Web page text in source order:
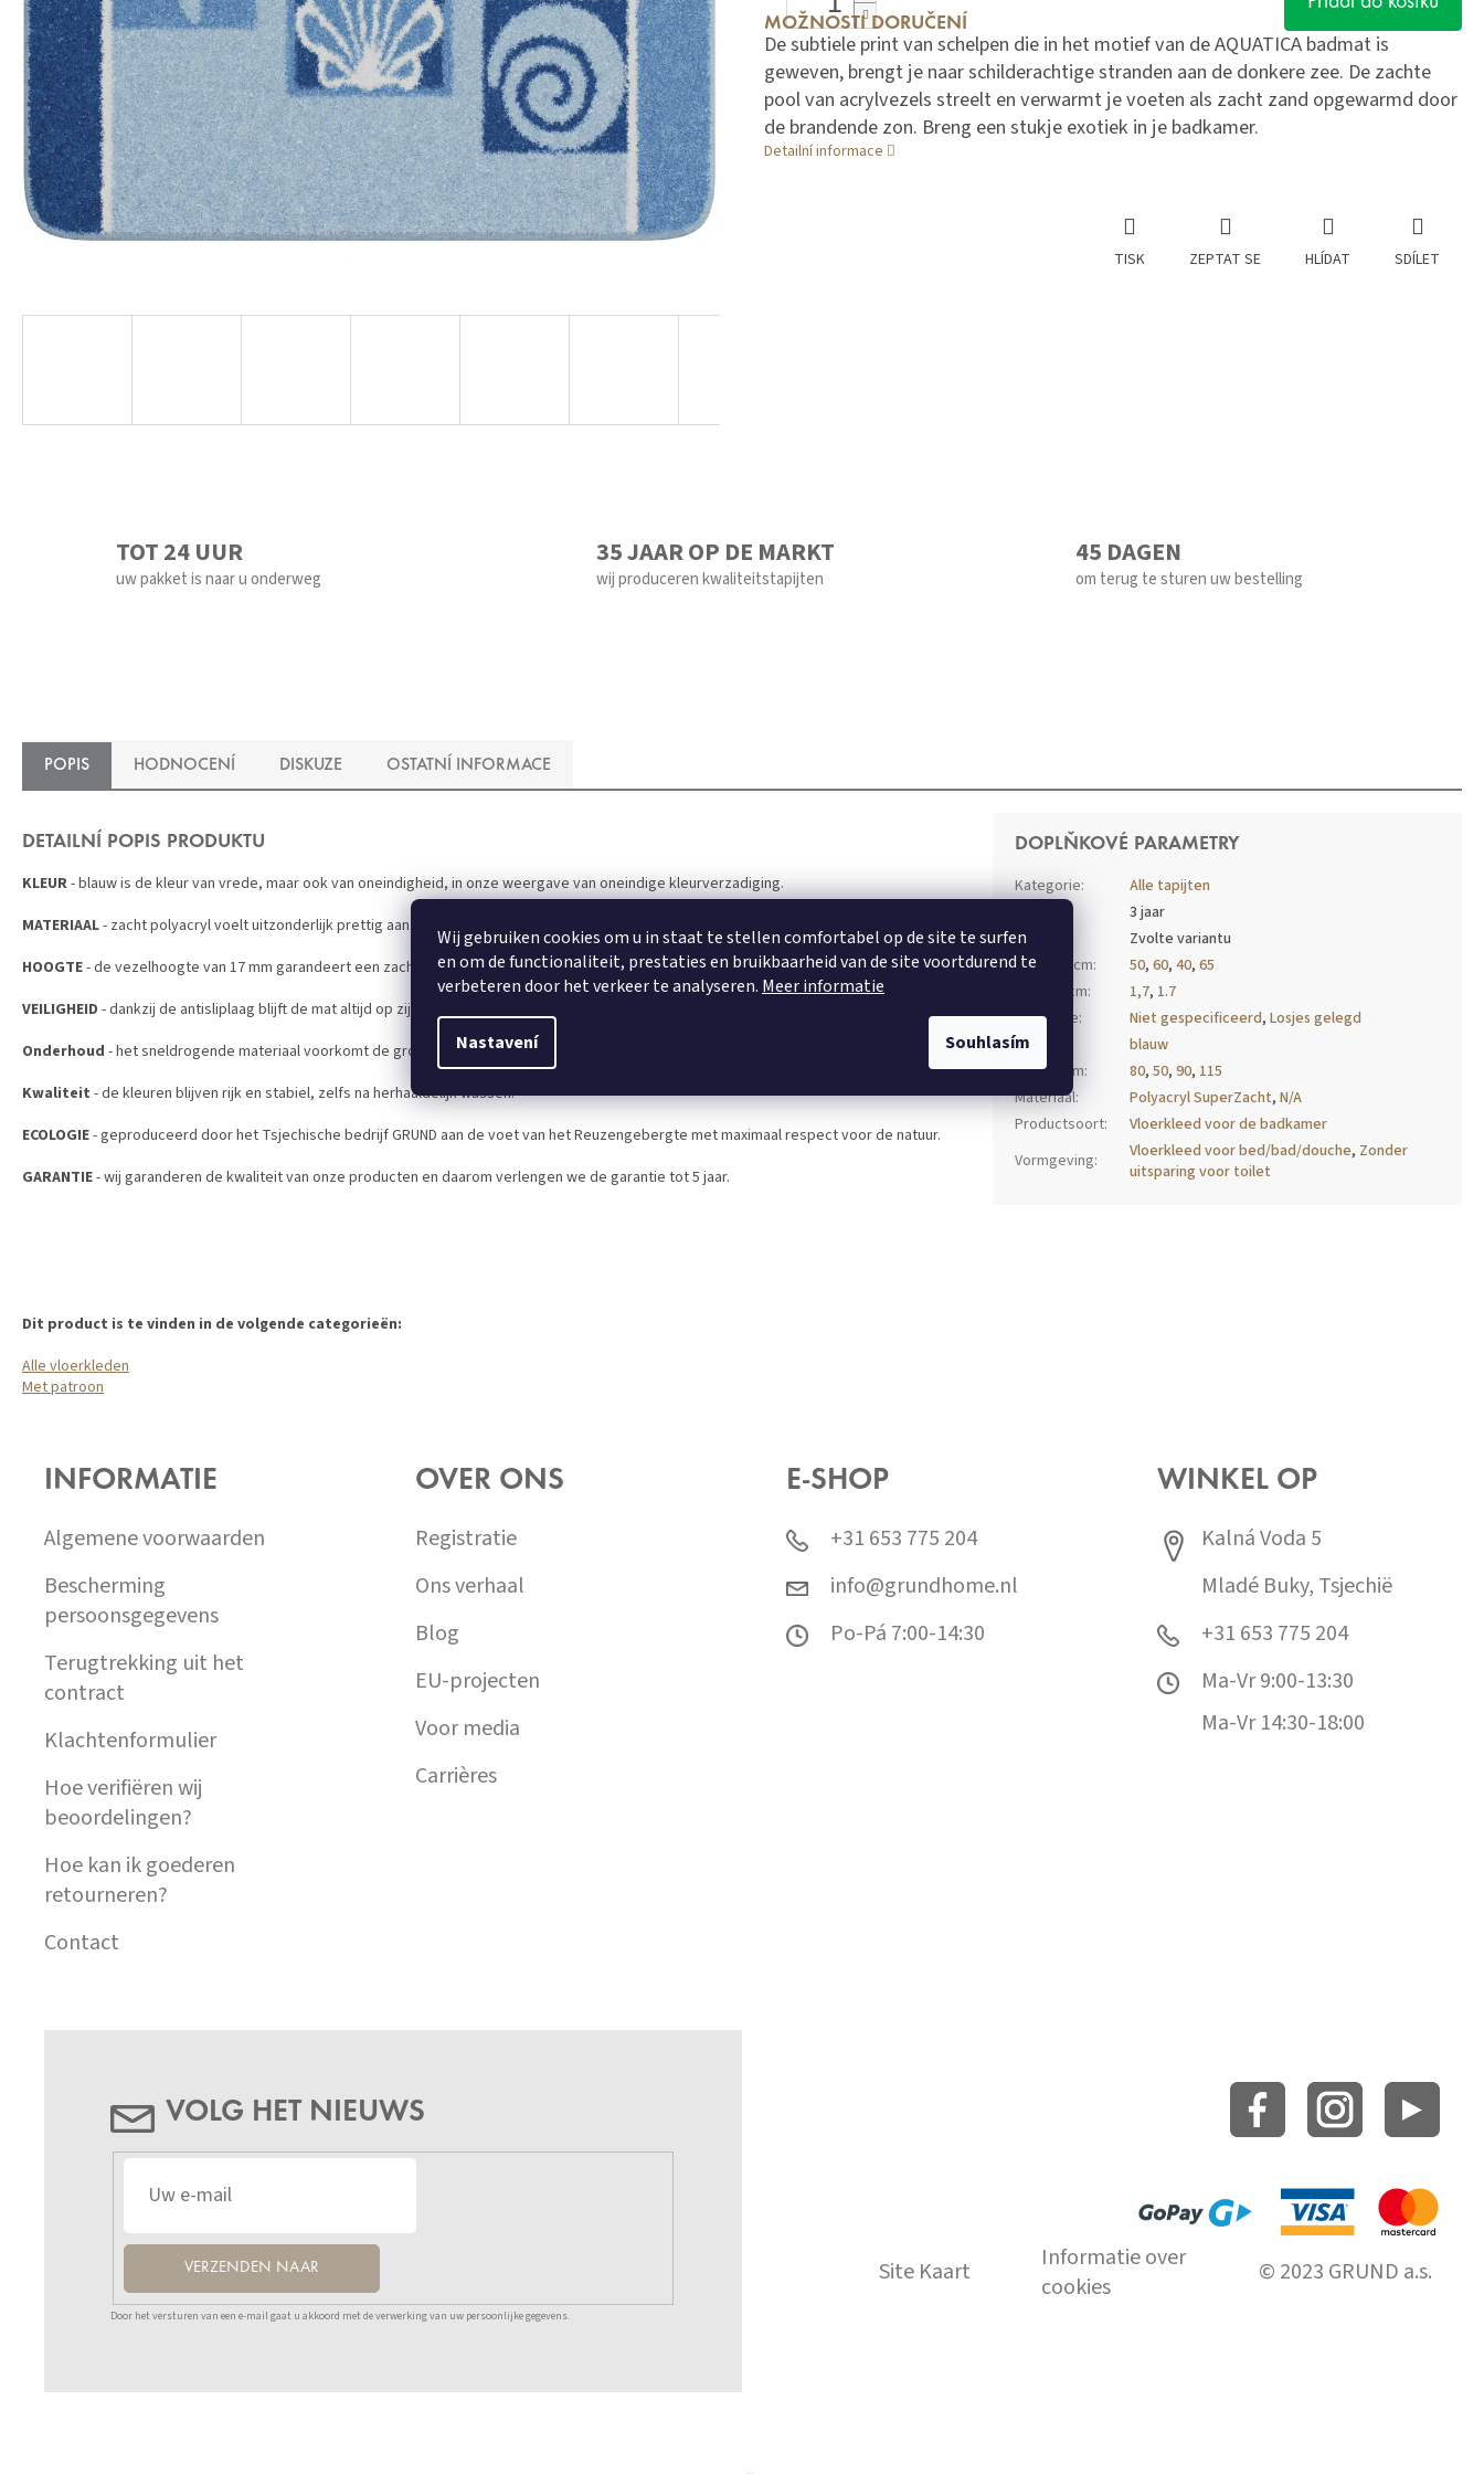
Wij gebruiken cookies om u in staat te stellen comfortabel op de site te surfen
en om de functionaliteit, prestaties en bruikbaarheid van de site voortdurend te
verbeteren door het verkeer te analyseren. Meer informatie
Nastavení Souhlasím
MOŽNOSTI DORUČENÍ
De subtiele print van schelpen die in het motief van de AQUATICA badmat is
geweven, brengt je naar schilderachtige stranden aan de donkere zee. De zachte
pool van acrylvezels streelt en verwarmt je voeten als zacht zand opgewarmd door
de brandende zon. Breng een stukje exotiek in je badkamer.
Detailní informace
TISK ZEPTAT SE HLÍDAT SDÍLET
TOT 24 UUR
uw pakket is naar u onderweg
35 JAAR OP DE MARKT
wij produceren kwaliteitstapijten
45 DAGEN
om terug te sturen uw bestelling
POPIS HODNOCENÍ DISKUZE OSTATNÍ INFORMACE
DETAILNÍ POPIS PRODUKTU
KLEUR- blauw is de kleur van vrede, maar ook van oneindigheid, in onze weergave van oneindige kleurverzadiging.
MATERIAAL- zacht polyacryl voelt uitzonderlijk prettig aan.
HOOGTE- de vezelhoogte van 17 mm garandeert een zachte aanraking.
VEILIGHEID - dankzij de antisliplaag blijft de mat altijd op zijn plaats liggen.
Onderhoud - het sneldrogende materiaal voorkomt de groei van bacteriën en is geschikt voor zowel de wasmachine als de wasdroger.
Kwaliteit - de kleuren blijven rijk en stabiel, zelfs na herhaaldelijk wassen.
ECOLOGIE- geproduceerd door het Tsjechische bedrijf GRUND aan de voet van het Reuzengebergte met maximaal respect voor de natuur.
GARANTIE- wij garanderen de kwaliteit van onze producten en daarom verlengen we de garantie tot 5 jaar.
Dit product is te vinden in de volgende categorieën:
Alle vloerkleden
Met patroon
DOPLŇKOVÉ PARAMETRY
Kategorie:
Alle tapijten
3 jaar
EAN
Zvolte variantu
Breedte cm: 50,60,40,65
Hoogte cm: 1,7, 1.7
Installatie: Niet gespecificeerd,Losjes gelegd
Kleur
blauw
Lengte cm: 80,50,90, 115
Materiaal: Polyacryl SuperZacht,N/A
Productsoort:
Vloerkleed voor de badkamer
Vormgeving: Vloerkleed voor bed/bad/douche, Zonder
uitsparing voor toilet
INFORMATIE
Algemene voorwaarden
Bescherming
persoonsgegevens
Terugtrekking uit het
contract
Klachtenformulier
Hoe verifiëren wij
beoordelingen?
Hoe kan ik goederen
retourneren?
Contact
OVER ONS
Registratie
Ons verhaal
Blog
EU-projecten
Voor media
Carrières
E-SHOP
+31 653 775 204
info@grundhome.nl
Po-Pá 7:00-14:30
WINKEL OP
Kalná Voda 5
Mladé Buky, Tsjechië
+31 653 775 204
Ma-Vr 9:00-13:30
Ma-Vr 14:30-18:00
VOLG HET NIEUWS
VERZENDEN NAAR
Door het versturen van een e-mail gaat u akkoord met de verwerking van uw persoonlijke gegevens.
Site Kaart
Informatie over
cookies
© 2023 GRUND a.s.